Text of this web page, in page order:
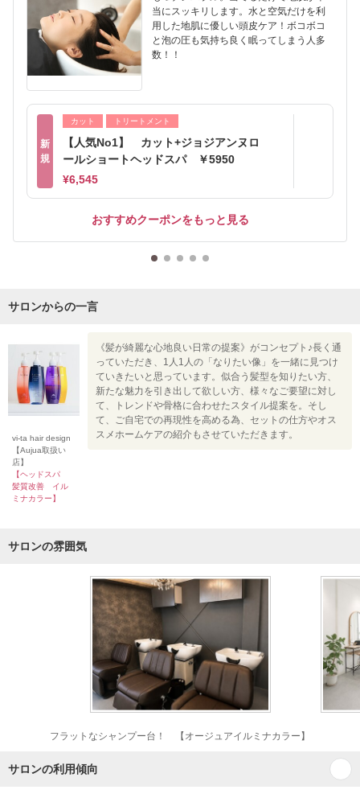
当にスッキリします。水と空気だけを利
用した地肌に優しい頭皮ケア！ボコボコ
と泡の圧も気持ち良く眠ってしまう人多
数！！
新
規
カット トリートメント
【人気No1】 カット+ジョジアンヌロ
ールショートヘッドスパ ￥5950
¥6,545
おすすめクーポンをもっと見る
サロンからの一言
vi-ta hair design
【Aujua取扱い
店】
【ヘッドスパ
髪質改善 イル
ミナカラー】
《髪が綺麗な心地良い日常の提案》がコンセプト♪長く通
っていただき、1人1人の「なりたい像」を一緒に見つけ
ていきたいと思っています。似合う髪型を知りたい方、
新たな魅力を引き出して欲しい方、様々なご要望に対し
て、トレンドや骨格に合わせたスタイル提案を。そし
て、ご自宅での再現性を高める為、セットの仕方やオス
スメホームケアの紹介もさせていただきます。
サロンの雰囲気
フラットなシャンプー台！ 【オージュアイルミナカラー】
サロンの利用傾向